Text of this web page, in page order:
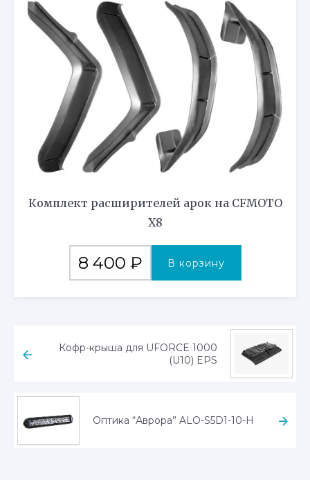
Комплект расширителей арок на CFMOTO
X8
8 400 ₽ В корзину
Кофр-крыша для UFORCE 1000
(U10) EPS
Оптика “Аврора” ALO-S5D1-10-H